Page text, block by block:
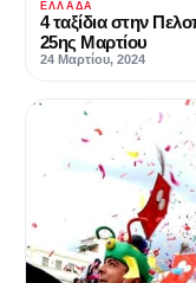
ΕΛΛΆΔΑ
4 ταξίδια στην
25ης Μαρτίου
24 Μαρτίου, 2024